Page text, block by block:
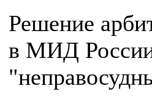
Решение
в МИД